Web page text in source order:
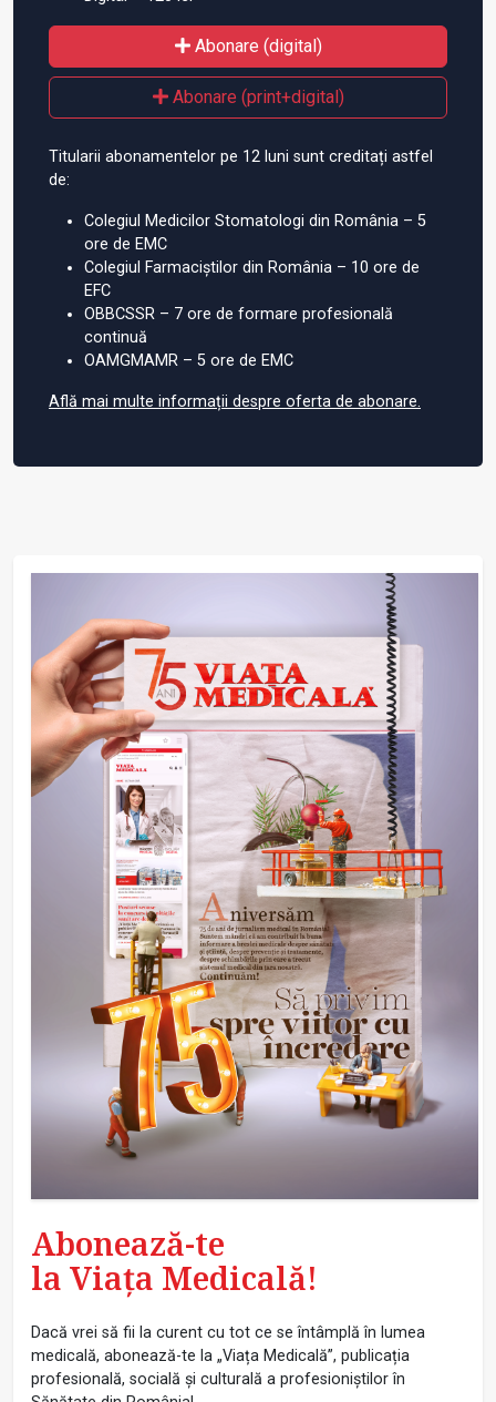
Abonare (digital)
Abonare (print+digital)
Titularii abonamentelor pe 12 luni sunt creditați astfel
de:
Colegiul Medicilor Stomatologi din România – 5
ore de EMC
Colegiul Farmaciștilor din România – 10 ore de
EFC
OBBCSSR – 7 ore de formare profesională
continuă
OAMGMAMR – 5 ore de EMC
Află mai multe informații despre oferta de abonare.
Abonează-te
la Viața Medicală!
Dacă vrei să fii la curent cu tot ce se întâmplă în lumea
medicală, abonează-te la „Viața Medicală”, publicația
profesională, socială și culturală a profesioniștilor în